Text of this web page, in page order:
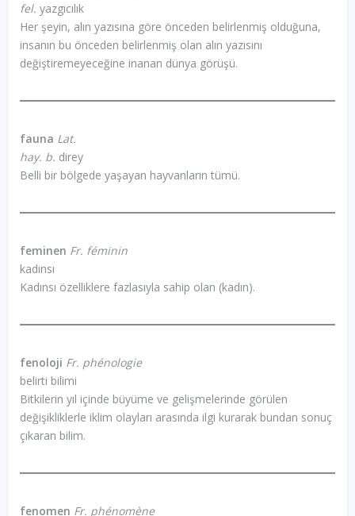
fel. yazgıcılık
Her şeyin, alın yazısına göre önceden belirlenmiş olduğuna,
insanın bu önceden belirlenmiş olan alın yazısını
değiştiremeyeceğine inanan dünya görüşü.
fauna Lat.
hay. b. direy
Belli bir bölgede yaşayan hayvanların tümü.
feminen Fr. féminin
kadınsı
Kadınsı özelliklere fazlasıyla sahip olan (kadın).
fenoloji Fr. phénologie
belirti bilimi
Bitkilerin yıl içinde büyüme ve gelişmelerinde görülen
değişikliklerle iklim olayları arasında ilgi kurarak bundan sonuç
çıkaran bilim.
fenomen Fr. phénomène